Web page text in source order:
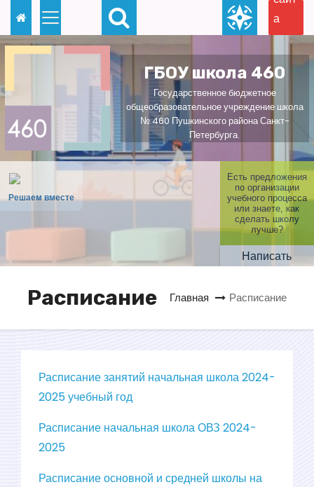
р
й
с
д
ж
а
для
слаб
овид
ящи
х
ГБОУ школа 460
Государственное бюджетное
общеобразовательное учреждение школа
№ 460 Пушкинского района Санкт-
Петербурга.
Решаем вместе
Есть предложения
по организации
учебного процесса
или знаете, как
сделать школу
лучше?
Написать
Расписание Главная Расписание
Расписание занятий начальная школа 2024-
2025 учебный год
Расписание начальная школа ОВЗ 2024-
2025
Расписание основной и средней школы на